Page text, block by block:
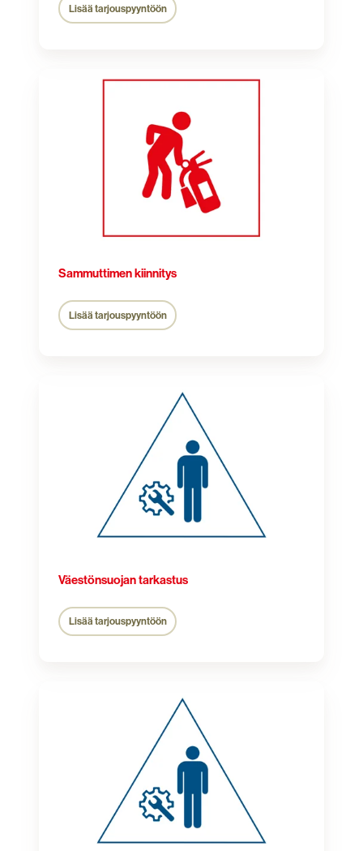
Lisää tarjouspyyntöön
Sammuttimen
Sammuttimen kiinnitys
Lisää tarjouspyyntöön
Väestönsuojan tarkastus
Lisää tarjouspyyntöön